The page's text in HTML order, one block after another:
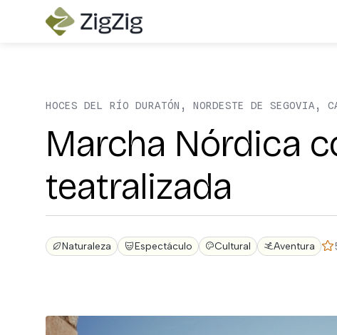
HOCES DEL RÍO DURATÓN, NORDESTE DE SEGOVIA,
Marcha Nórdica
teatralizada
Naturaleza Espectáculo Cultural Aventura